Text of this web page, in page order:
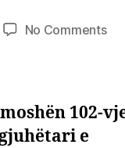
No Commentson
deri
në
102-
e